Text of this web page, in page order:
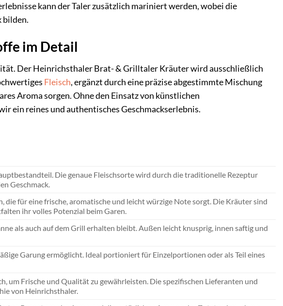
kann der Taler zusätzlich mariniert werden, wobei die
bilden.
im Detail
Der Heinrichsthaler Brat- & Grilltaler Kräuter wird ausschließlich
Fleisch, ergänzt durch eine präzise abgestimmte Mischung
Aroma sorgen. Ohne den Einsatz von künstlichen
ein reines und authentisches Geschmackserlebnis.
Die genaue Fleischsorte wird durch die traditionelle Rezeptur
Geschmack.
die für eine frische, aromatische und leicht würzige Note sorgt. Die Kräuter sind
ihr volles Potenzial beim Garen.
als auch auf dem Grill erhalten bleibt. Außen leicht knusprig, innen saftig und
Garung ermöglicht. Ideal portioniert für Einzelportionen oder als Teil eines
um Frische und Qualität zu gewährleisten. Die spezifischen Lieferanten und
von Heinrichsthaler.